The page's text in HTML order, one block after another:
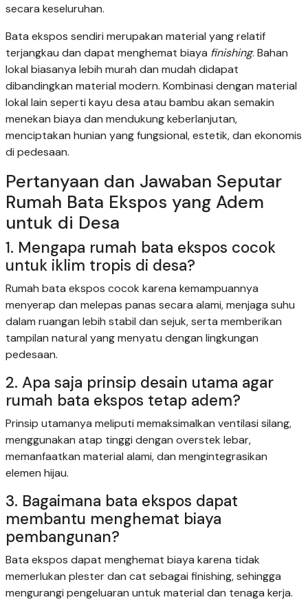
secara keseluruhan.
Bata ekspos sendiri merupakan material yang relatif
terjangkau dan dapat menghemat biaya finishing. Bahan
lokal biasanya lebih murah dan mudah didapat
dibandingkan material modern. Kombinasi dengan material
lokal lain seperti kayu desa atau bambu akan semakin
menekan biaya dan mendukung keberlanjutan,
menciptakan hunian yang fungsional, estetik, dan ekonomis
di pedesaan.
Pertanyaan dan Jawaban Seputar
Rumah Bata Ekspos yang Adem
untuk di Desa
1. Mengapa rumah bata ekspos cocok
untuk iklim tropis di desa?
Rumah bata ekspos cocok karena kemampuannya
menyerap dan melepas panas secara alami, menjaga suhu
dalam ruangan lebih stabil dan sejuk, serta memberikan
tampilan natural yang menyatu dengan lingkungan
pedesaan.
2. Apa saja prinsip desain utama agar
rumah bata ekspos tetap adem?
Prinsip utamanya meliputi memaksimalkan ventilasi silang,
menggunakan atap tinggi dengan overstek lebar,
memanfaatkan material alami, dan mengintegrasikan
elemen hijau.
3. Bagaimana bata ekspos dapat
membantu menghemat biaya
pembangunan?
Bata ekspos dapat menghemat biaya karena tidak
memerlukan plester dan cat sebagai finishing, sehingga
mengurangi pengeluaran untuk material dan tenaga kerja.